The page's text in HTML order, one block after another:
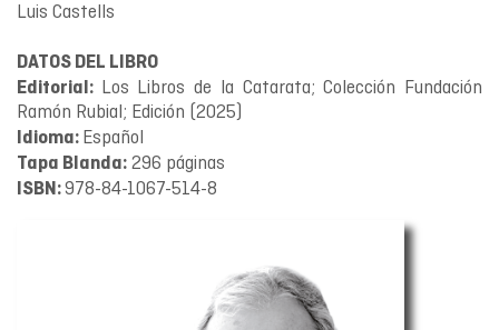
Luis Castells
DATOS DEL LIBRO
Editorial: Los Libros de la Catarata; Colección Fundación
Ramón Rubial; Edición (2025)
Idioma: Español
Tapa Blanda: 296 páginas
ISBN:978-84-1067-514-8